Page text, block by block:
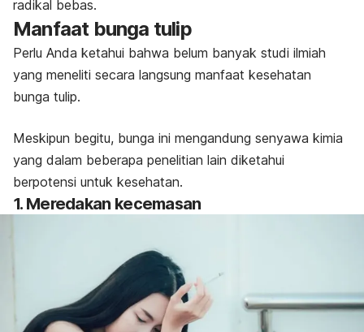
radikal bebas.
Manfaat bunga tulip
Perlu Anda ketahui bahwa belum banyak studi ilmiah
yang meneliti secara langsung manfaat kesehatan
bunga tulip.
Meskipun begitu, bunga ini mengandung senyawa kimia
yang dalam beberapa penelitian lain diketahui
berpotensi untuk kesehatan.
1. Meredakan kecemasan